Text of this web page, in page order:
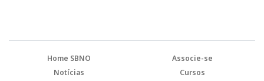
Home SBNO
Associe-se
Notícias
Cursos